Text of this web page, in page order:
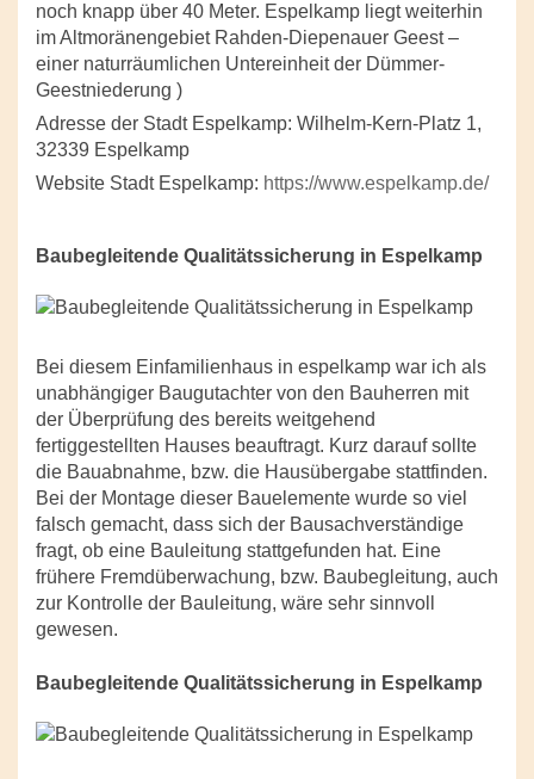
noch knapp über 40 Meter. Espelkamp liegt weiterhin
im Altmoränengebiet Rahden-Diepenauer Geest –
einer naturräumlichen Untereinheit der Dümmer-
Geestniederung )
Adresse der Stadt Espelkamp: Wilhelm-Kern-Platz 1,
32339 Espelkamp
Website Stadt Espelkamp: https://www.espelkamp.de/
Baubegleitende Qualitätssicherung in Espelkamp
Bei diesem Einfamilienhaus in espelkamp war ich als
unabhängiger Baugutachter von den Bauherren mit
der Überprüfung des bereits weitgehend
fertiggestellten Hauses beauftragt. Kurz darauf sollte
die Bauabnahme, bzw. die Hausübergabe stattfinden.
Bei der Montage dieser Bauelemente wurde so viel
falsch gemacht, dass sich der Bausachverständige
fragt, ob eine Bauleitung stattgefunden hat. Eine
frühere Fremdüberwachung, bzw. Baubegleitung, auch
zur Kontrolle der Bauleitung, wäre sehr sinnvoll
gewesen.
Baubegleitende Qualitätssicherung in Espelkamp